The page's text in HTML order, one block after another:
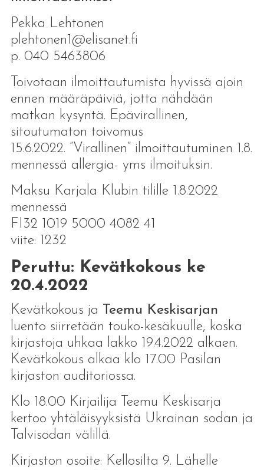
Pekka Lehtonen
plehtonen1@elisanet.fi
p. 040 5463806
Toivotaan ilmoittautumista hyvissä ajoin
ennen määräpäiviä, jotta nähdään
matkan kysyntä. Epävirallinen,
sitoutumaton toivomus
15.6.2022. ”Virallinen” ilmoittautuminen 1.8.
mennessä allergia- yms ilmoituksin.
Maksu Karjala Klubin tilille 1.8.2022
mennessä
FI32 1019 5000 4082 41
viite: 1232
Peruttu: Kevätkokous ke
20.4.2022
Kevätkokous ja Teemu Keskisarjan
luento siirretään touko-kesäkuulle, koska
kirjastoja uhkaa lakko 19.4.2022 alkaen.
Kevätkokous alkaa klo 17.00 Pasilan
kirjaston auditoriossa.
Klo 18.00 Kirjailija Teemu Keskisarja
kertoo yhtäläisyyksistä Ukrainan sodan ja
Talvisodan välillä.
Kirjaston osoite: Kellosilta 9. Lähelle